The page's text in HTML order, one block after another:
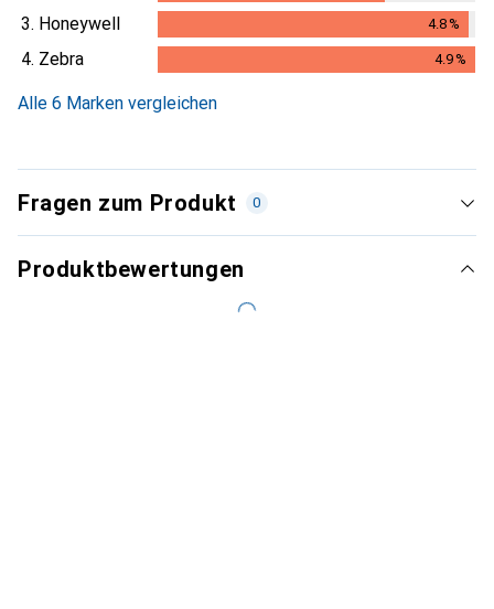
3. Honeywell 4.8%
4.8%
4. Zebra 4.9%
Alle 6 Marken vergleichen
Fragen zum Produkt 0
Produktbewertungen